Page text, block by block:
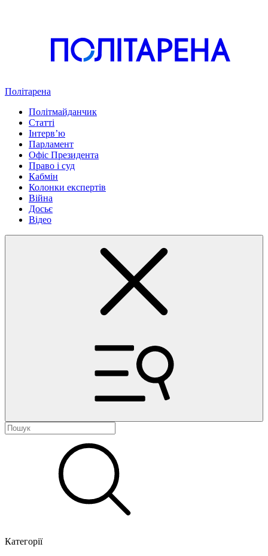
Політарена
Політмайданчик
Статті
Інтервʼю
Парламент
Офіс Президента
Право і суд
Кабмін
Колонки експертів
Війна
Досьє
Відео
Категорії